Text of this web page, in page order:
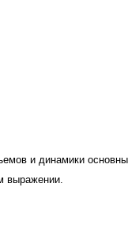
и динамики
выражении.